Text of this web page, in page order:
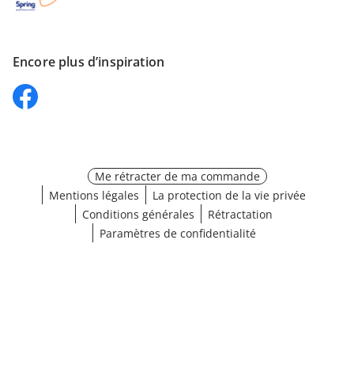
Encore plus d’inspiration
Me rétracter de ma commande
Mentions légales
La protection de la vie privée
Conditions générales
Rétractation
Paramètres de confidentialité